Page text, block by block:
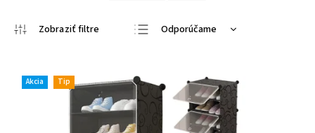
Odporúčame
Najpredávanejšie
Abecedne
Akcia Tip